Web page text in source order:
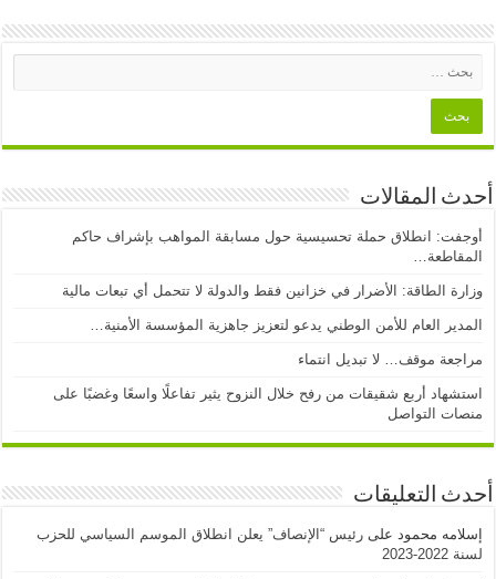
أحدث المقالات
أوجفت: انطلاق حملة تحسيسية حول مسابقة المواهب بإشراف حاكم
المقاطعة…
وزارة الطاقة: الأضرار في خزانين فقط والدولة لا تتحمل أي تبعات مالية
المدير العام للأمن الوطني يدعو لتعزيز جاهزية المؤسسة الأمنية…
مراجعة موقف… لا تبديل انتماء
استشهاد أربع شقيقات من رفح خلال النزوح يثير تفاعلًا واسعًا وغضبًا على
منصات التواصل
أحدث التعليقات
إسلامه محمود علىرئيس “الإنصاف” يعلن انطلاق الموسم السياسي للحزب
لسنة 2022-2023